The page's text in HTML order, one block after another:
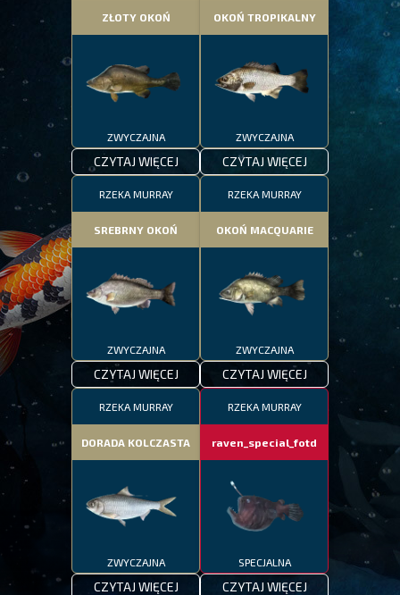
ZŁOTY OKOŃ
ZWYCZAJNA
CZYTAJ WIĘCEJ
OKOŃ TROPIKALNY
ZWYCZAJNA
CZYTAJ WIĘCEJ
RZEKA MURRAY
SREBRNY OKOŃ
ZWYCZAJNA
CZYTAJ WIĘCEJ
RZEKA MURRAY
OKOŃ MACQUARIE
ZWYCZAJNA
CZYTAJ WIĘCEJ
RZEKA MURRAY
DORADA KOLCZASTA
ZWYCZAJNA
CZYTAJ WIĘCEJ
RZEKA MURRAY
raven_special_fotd
SPECJALNA
CZYTAJ WIĘCEJ